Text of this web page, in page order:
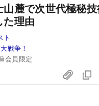
山麓で次世代極秘
た理由
ト
戦争！
会員限定